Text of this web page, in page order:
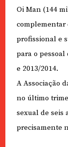
Oi Man (144
complementar
profissional e
para o pessoal
e 2013/2014.
A Associação
no último
sexual de seis
precisamente